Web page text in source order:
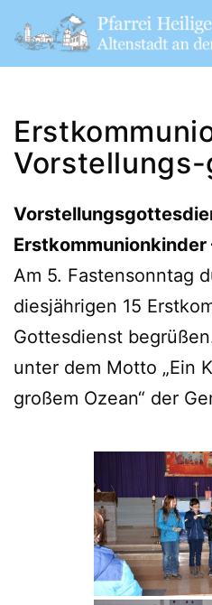
Inhalt
Familie"
Altenstadt
a.
d.
W.
Erstkommunionkinder
Am 5. Fastensonntag
diesjährigen 15
Gottesdienst
unter dem Motto „Ein
großem Ozean“ der